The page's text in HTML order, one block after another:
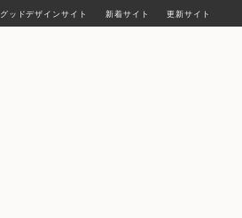
更新サイト
新着サイト
グッドデザインサイト